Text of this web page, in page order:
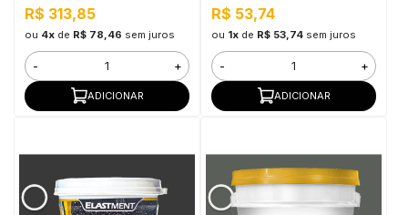
R$ 313,85
ou 4xde R$ 78,46 sem juros
- +
ADICIONAR
R$ 53,74
ou 1xde R$ 53,74 sem juros
- +
ADICIONAR